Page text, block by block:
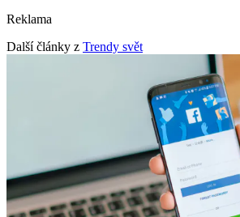
Reklama
Další články z Trendy svět